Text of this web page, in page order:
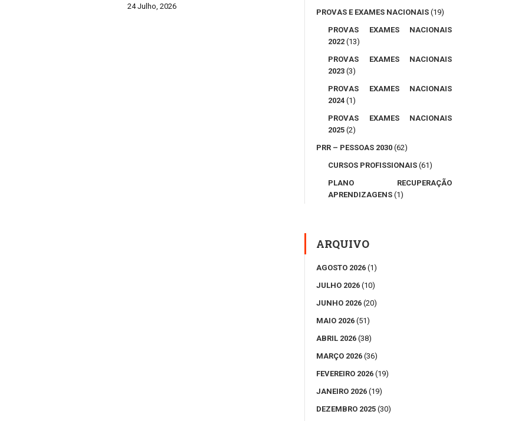
24 Julho, 2026
PROVAS E EXAMES NACIONAIS (19)
PROVAS EXAMES NACIONAIS
2022 (13)
PROVAS EXAMES NACIONAIS
2023 (3)
PROVAS EXAMES NACIONAIS
2024 (1)
PROVAS EXAMES NACIONAIS
2025 (2)
PRR – PESSOAS 2030 (62)
CURSOS PROFISSIONAIS (61)
PLANO RECUPERAÇÃO
APRENDIZAGENS (1)
ARQUIVO
AGOSTO 2026 (1)
JULHO 2026 (10)
JUNHO 2026 (20)
MAIO 2026 (51)
ABRIL 2026 (38)
MARÇO 2026 (36)
FEVEREIRO 2026 (19)
JANEIRO 2026 (19)
DEZEMBRO 2025 (30)